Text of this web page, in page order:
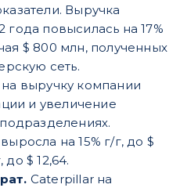
Выручка
года повысилась на 17%
$ 800 млн, полученных
сеть.
выручку компании
и увеличение
на 15% г/г, до $
до $ 12,64.
Caterpillar на